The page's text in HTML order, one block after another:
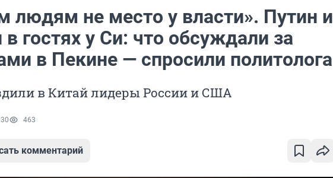
людям не место у власти». Путин и
гостях у Си: что обсуждали за
в Пекине — спросили политолога
в Китай лидеры России и США
463
комментарий